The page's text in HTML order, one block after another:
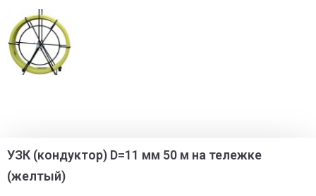
УЗК (кондуктор) D=11 мм 50 м на тележке
(желтый)